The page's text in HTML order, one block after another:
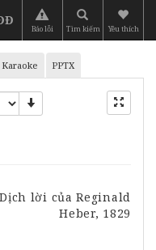
Báo lỗi Tìm kiếm Yêu thích
Karaoke PPTX
Dịch lời của Reginald
Heber, 1829